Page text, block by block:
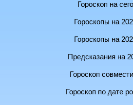
Гороскоп на
Гороскопы на
Гороскопы на
Предсказания на
Гороскоп
Гороскоп по дате